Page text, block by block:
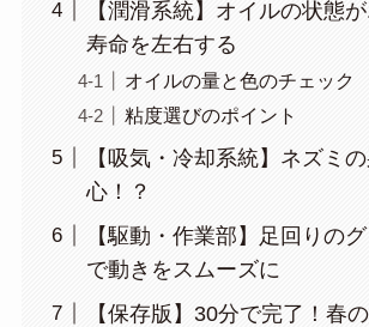
【潤滑系統】オイルの状態
寿命を左右する
オイルの量と色のチェック
粘度選びのポイント
【吸気・冷却系統】ネズミ
心！？
【駆動・作業部】足回りの
で動きをスムーズに
【保存版】30分で完了！春